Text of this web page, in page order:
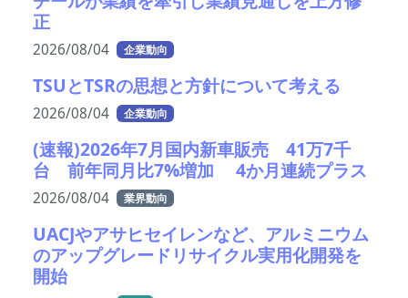
正
2026/08/04 企業動向
TSUとTSRの思想と方針について考える
2026/08/04 企業動向
(速報)2026年7月国内新車販売 41万7千
台 前年同月比7%増加 4か月連続プラス
2026/08/04 業界動向
UACJやアサヒセイレンなど、アルミニウム
のアップグレードリサイクル実用化開発を
開始